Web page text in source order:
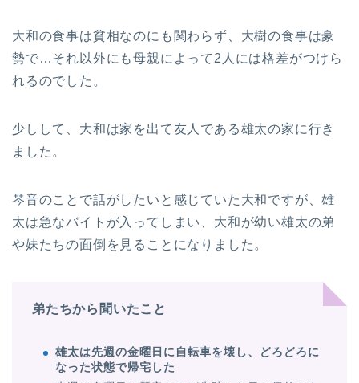
大和の食事は貧相なのにも関わらず、大樹の食事は豪
勢で…それ以外にも母親によって2人には格差がつけら
れるのでした。
少しして、大和は家を出て友人である雄太の家に行き
ました。
琴音のことで話がしたいと感じていた大和ですが、雄
太は急なバイトが入ってしまい、大和が幼い雄太の弟
や妹たちの面倒を見ることになりました。
弟たちから聞いたこと
雄太は先週の金曜日に自転車を壊し、どろどろに
なった状態で帰宅した